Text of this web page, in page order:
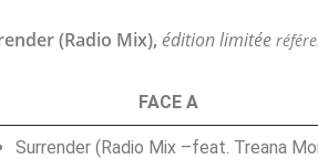
(Radio Mix), édition limitée
FACE A
Surrender (Radio Mix –feat. Treana